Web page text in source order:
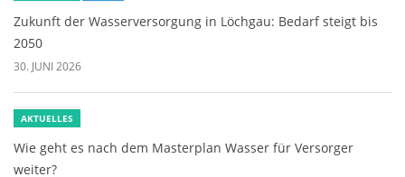
Zukunft der Wasserversorgung in Löchgau: Bedarf steigt bis
2050
30. JUNI 2026
AKTUELLES
Wie geht es nach dem Masterplan Wasser für Versorger
weiter?